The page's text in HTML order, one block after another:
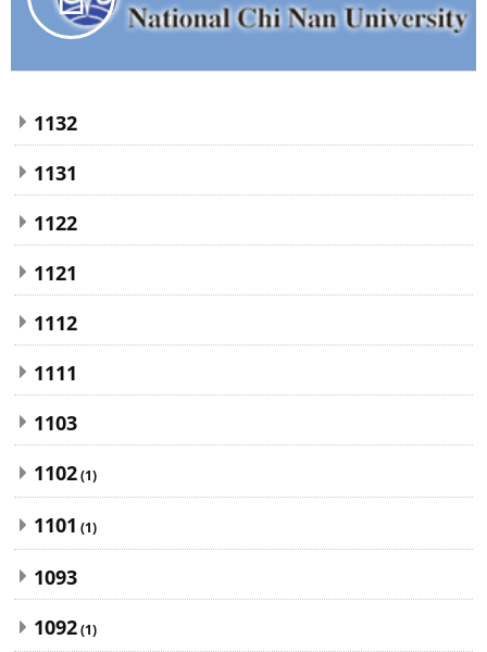
1132
1131
1122
1121
1112
1111
1103
1102(1)
1101 (1)
1093
1092(1)